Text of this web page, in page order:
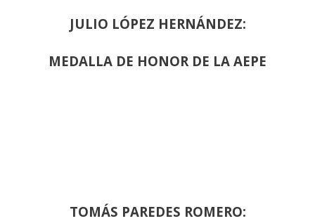
JULIO LÓPEZ HERNÁNDEZ:
MEDALLA DE HONOR DE LA AEPE
TOMÁS PAREDES ROMERO: